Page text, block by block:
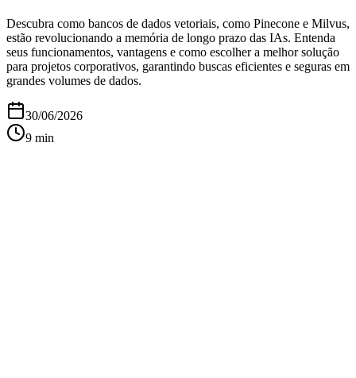
Descubra como bancos de dados vetoriais, como Pinecone e Milvus,
estão revolucionando a memória de longo prazo das IAs. Entenda
seus funcionamentos, vantagens e como escolher a melhor solução
para projetos corporativos, garantindo buscas eficientes e seguras em
grandes volumes de dados.
30/06/2026
9 min